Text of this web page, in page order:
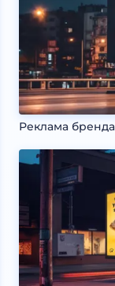
Реклама